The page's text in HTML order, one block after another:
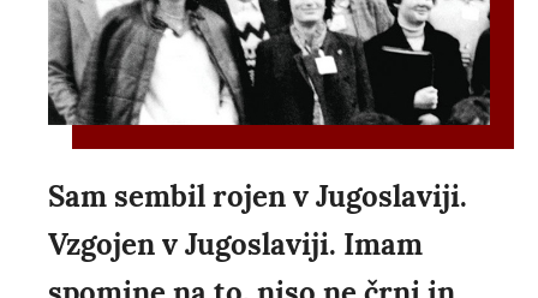
Sam sembil rojen v Jugoslaviji.
Vzgojen v Jugoslaviji. Imam